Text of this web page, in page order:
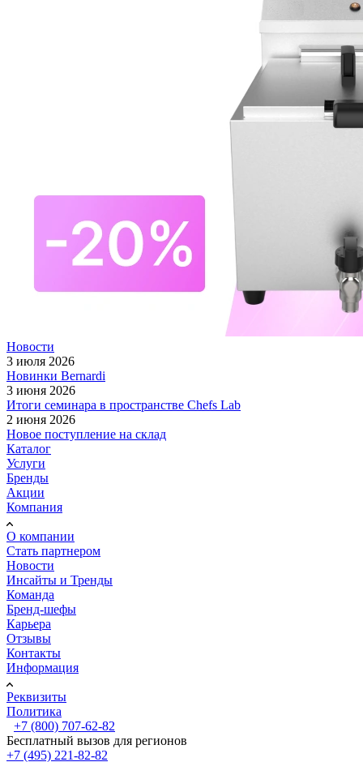
Новости
3 июля 2026
Новинки Bernardi
3 июня 2026
Итоги семинара в пространстве Chefs Lab
2 июня 2026
Новое поступление на склад
Каталог
Услуги
Бренды
Акции
Компания
О компании
Стать партнером
Новости
Инсайты и Тренды
Команда
Бренд-шефы
Карьера
Отзывы
Контакты
Информация
Реквизиты
Политика
+7 (800) 707-62-82
Бесплатный вызов для регионов
+7 (495) 221-82-82